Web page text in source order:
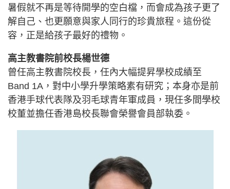
暑假就不再是等待開學的空白檔，而會成為孩子更了
解自己、也更願意與家人同行的珍貴旅程。這份從
容，正是給孩子最好的禮物。
高主教書院前校長楊世德
曾任高主教書院校長，任內大幅提昇學校成績至
Band 1A，對中小學升學策略素有研究；本身亦是前
香港手球代表隊及羽毛球青年軍成員，現任多間學校
校董並擔任香港島校長聯會榮譽會員部執委。